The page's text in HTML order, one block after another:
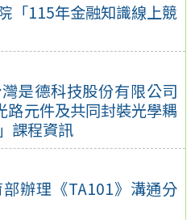
「115年金融知識線上競
是德科技股份有限公司
元件及共同封裝光學耦
課程資訊
辦理《TA101》溝通分